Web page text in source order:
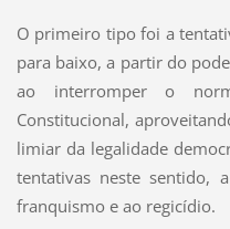
O primeiro tipo foi a
para baixo, a partir do
ao interromper o
Constitucional,
limiar da legalidade
tentativas neste sentido,
franquismo e ao regicídio.